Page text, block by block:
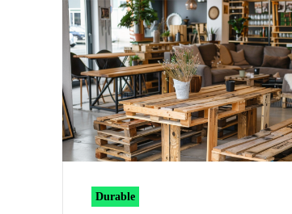
Durable